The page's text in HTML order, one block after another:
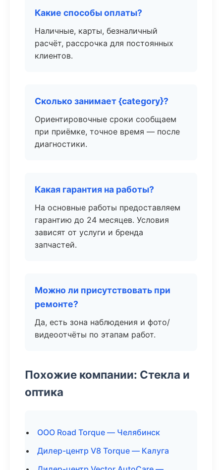
Какие способы оплаты?
Наличные, карты, безналичный
расчёт, рассрочка для постоянных
клиентов.
Сколько занимает {category}?
Ориентировочные сроки сообщаем
при приёмке, точное время — после
диагностики.
Какая гарантия на работы?
На основные работы предоставляем
гарантию до 24 месяцев. Условия
зависят от услуги и бренда
запчастей.
Можно ли присутствовать при
ремонте?
Да, есть зона наблюдения и фото/
видеоотчёты по этапам работ.
Похожие компании: Стекла и
оптика
ООО Road Torque — Челябинск
Дилер-центр V8 Torque — Калуга